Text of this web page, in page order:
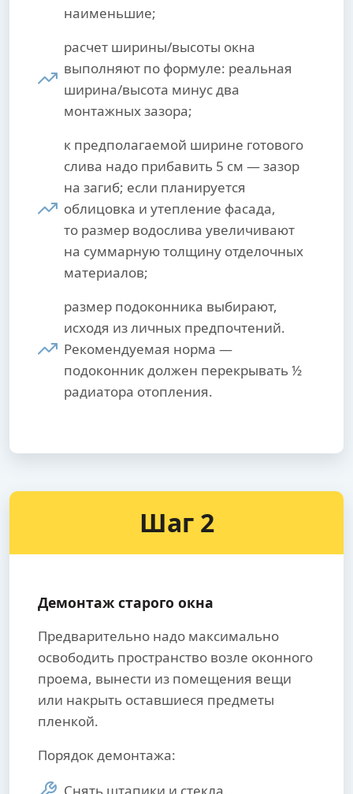
наименьшие;
расчет ширины/высоты окна
выполняют по формуле: реальная
ширина/высота минус два
монтажных зазора;
к предполагаемой ширине готового
слива надо прибавить 5 см — зазор
на загиб; если планируется
облицовка и утепление фасада,
то размер водослива увеличивают
на суммарную толщину отделочных
материалов;
размер подоконника выбирают,
исходя из личных предпочтений.
Рекомендуемая норма —
подоконник должен перекрывать ½
радиатора отопления.
Шаг 2
Демонтаж старого окна
Предварительно надо максимально
освободить пространство возле оконного
проема, вынести из помещения вещи
или накрыть оставшиеся предметы
пленкой.
Порядок демонтажа:
Снять штапики и стекла.